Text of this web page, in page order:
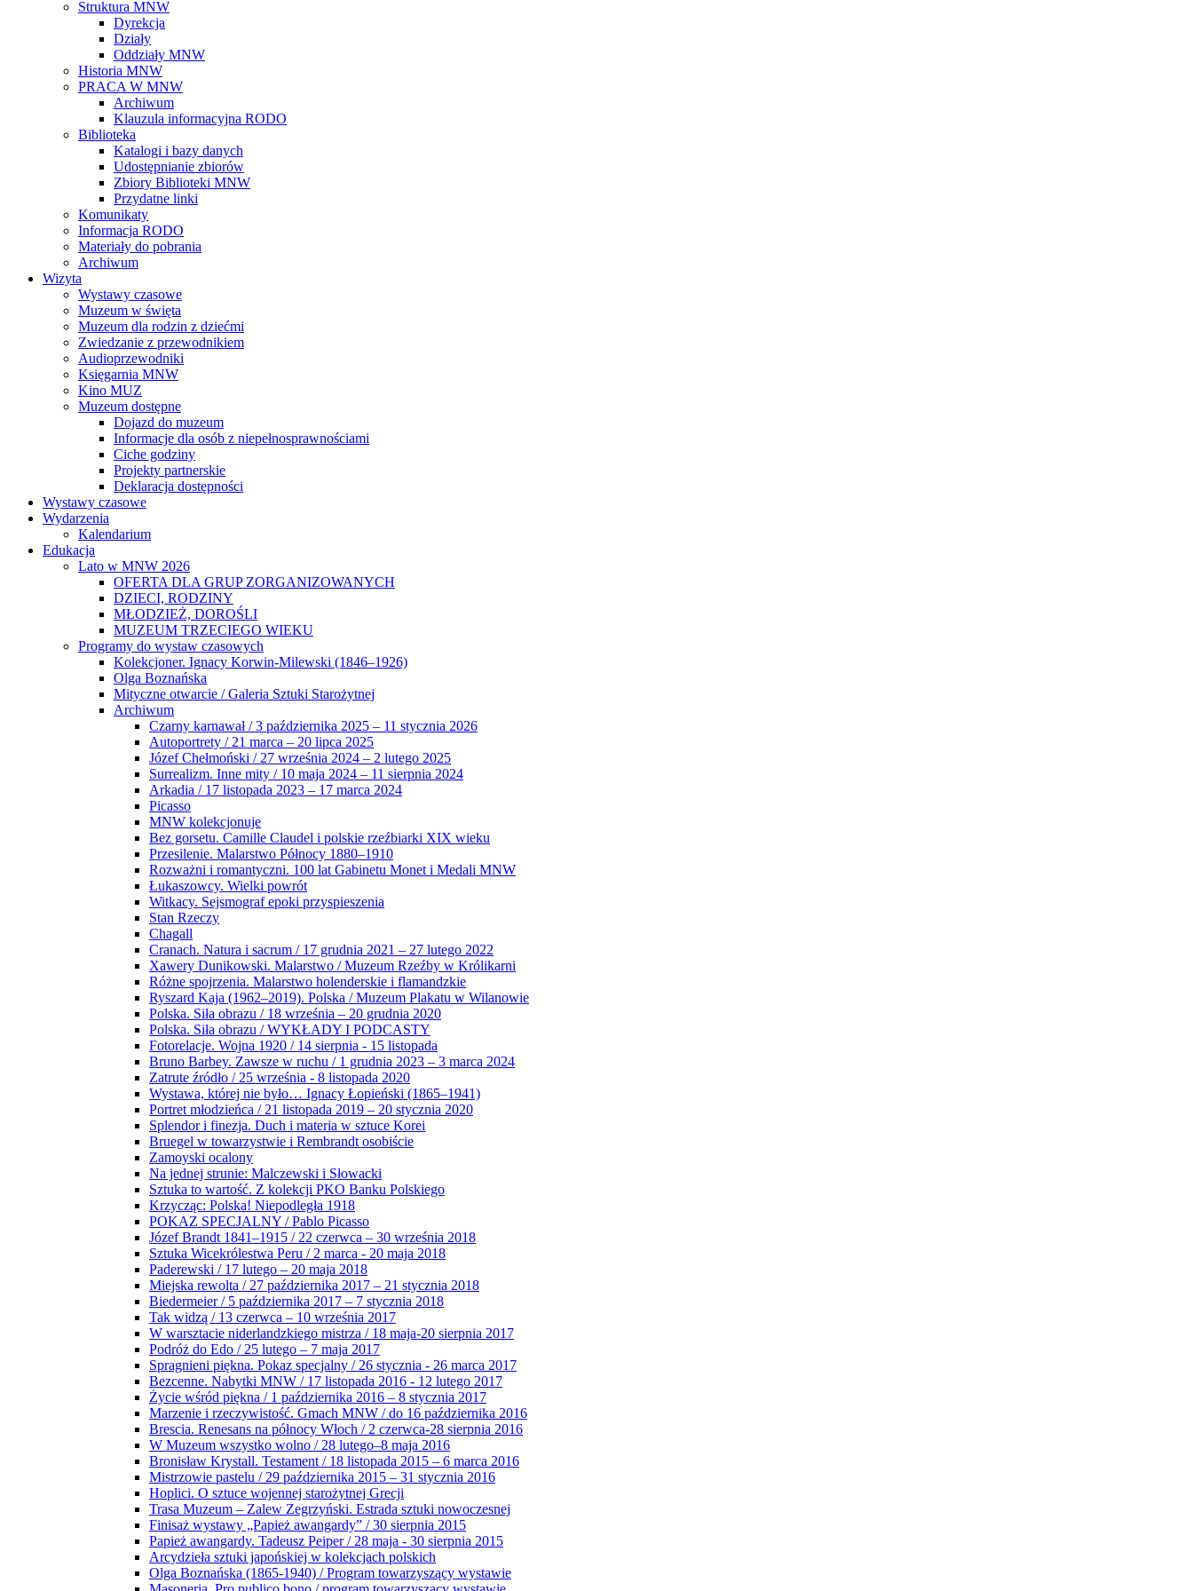
Struktura MNW
Dyrekcja
Działy
Oddziały MNW
Historia MNW
PRACA W MNW
Archiwum
Klauzula informacyjna RODO
Biblioteka
Katalogi i bazy danych
Udostępnianie zbiorów
Zbiory Biblioteki MNW
Przydatne linki
Komunikaty
Informacja RODO
Materiały do pobrania
Archiwum
Wizyta
Wystawy czasowe
Muzeum w święta
Muzeum dla rodzin z dziećmi
Zwiedzanie z przewodnikiem
Audioprzewodniki
Księgarnia MNW
Kino MUZ
Muzeum dostępne
Dojazd do muzeum
Informacje dla osób z niepełnosprawnościami
Ciche godziny
Projekty partnerskie
Deklaracja dostępności
Wystawy czasowe
Wydarzenia
Kalendarium
Edukacja
Lato w MNW 2026
OFERTA DLA GRUP ZORGANIZOWANYCH
DZIECI, RODZINY
MŁODZIEŻ, DOROŚLI
MUZEUM TRZECIEGO WIEKU
Programy do wystaw czasowych
Kolekcjoner. Ignacy Korwin-Milewski (1846–1926)
Olga Boznańska
Mityczne otwarcie / Galeria Sztuki Starożytnej
Archiwum
Czarny karnawał / 3 października 2025 – 11 stycznia 2026
Autoportrety / 21 marca – 20 lipca 2025
Józef Chełmoński / 27 września 2024 – 2 lutego 2025
Surrealizm. Inne mity / 10 maja 2024 – 11 sierpnia 2024
Arkadia / 17 listopada 2023 – 17 marca 2024
Picasso
MNW kolekcjonuje
Bez gorsetu. Camille Claudel i polskie rzeźbiarki XIX wieku
Przesilenie. Malarstwo Północy 1880–1910
Rozważni i romantyczni. 100 lat Gabinetu Monet i Medali MNW
Łukaszowcy. Wielki powrót
Witkacy. Sejsmograf epoki przyspieszenia
Stan Rzeczy
Chagall
Cranach. Natura i sacrum / 17 grudnia 2021 – 27 lutego 2022
Xawery Dunikowski. Malarstwo / Muzeum Rzeźby w Królikarni
Różne spojrzenia. Malarstwo holenderskie i flamandzkie
Ryszard Kaja (1962–2019). Polska / Muzeum Plakatu w Wilanowie
Polska. Siła obrazu / 18 września – 20 grudnia 2020
Polska. Siła obrazu / WYKŁADY I PODCASTY
Fotorelacje. Wojna 1920 / 14 sierpnia - 15 listopada
Bruno Barbey. Zawsze w ruchu / 1 grudnia 2023 – 3 marca 2024
Zatrute źródło / 25 września - 8 listopada 2020
Wystawa, której nie było… Ignacy Łopieński (1865–1941)
Portret młodzieńca / 21 listopada 2019 – 20 stycznia 2020
Splendor i finezja. Duch i materia w sztuce Korei
Bruegel w towarzystwie i Rembrandt osobiście
Zamoyski ocalony
Na jednej strunie: Malczewski i Słowacki
Sztuka to wartość. Z kolekcji PKO Banku Polskiego
Krzycząc: Polska! Niepodległa 1918
POKAZ SPECJALNY / Pablo Picasso
Józef Brandt 1841–1915 / 22 czerwca – 30 września 2018
Sztuka Wicekrólestwa Peru / 2 marca - 20 maja 2018
Paderewski / 17 lutego – 20 maja 2018
Miejska rewolta / 27 października 2017 – 21 stycznia 2018
Biedermeier / 5 października 2017 – 7 stycznia 2018
Tak widzą / 13 czerwca – 10 września 2017
W warsztacie niderlandzkiego mistrza / 18 maja-20 sierpnia 2017
Podróż do Edo / 25 lutego – 7 maja 2017
Spragnieni piękna. Pokaz specjalny / 26 stycznia - 26 marca 2017
Bezcenne. Nabytki MNW / 17 listopada 2016 - 12 lutego 2017
Życie wśród piękna / 1 października 2016 – 8 stycznia 2017
Marzenie i rzeczywistość. Gmach MNW / do 16 października 2016
Brescia. Renesans na północy Włoch / 2 czerwca-28 sierpnia 2016
W Muzeum wszystko wolno / 28 lutego–8 maja 2016
Bronisław Krystall. Testament / 18 listopada 2015 – 6 marca 2016
Mistrzowie pastelu / 29 października 2015 – 31 stycznia 2016
Hoplici. O sztuce wojennej starożytnej Grecji
Trasa Muzeum – Zalew Zegrzyński. Estrada sztuki nowoczesnej
Finisaż wystawy „Papież awangardy” / 30 sierpnia 2015
Papież awangardy. Tadeusz Peiper / 28 maja - 30 sierpnia 2015
Arcydzieła sztuki japońskiej w kolekcjach polskich
Olga Boznańska (1865-1940) / Program towarzyszący wystawie